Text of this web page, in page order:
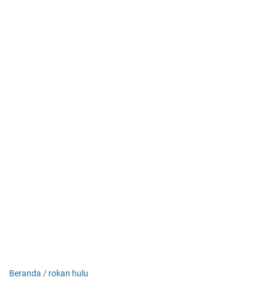
Beranda / rokan hulu